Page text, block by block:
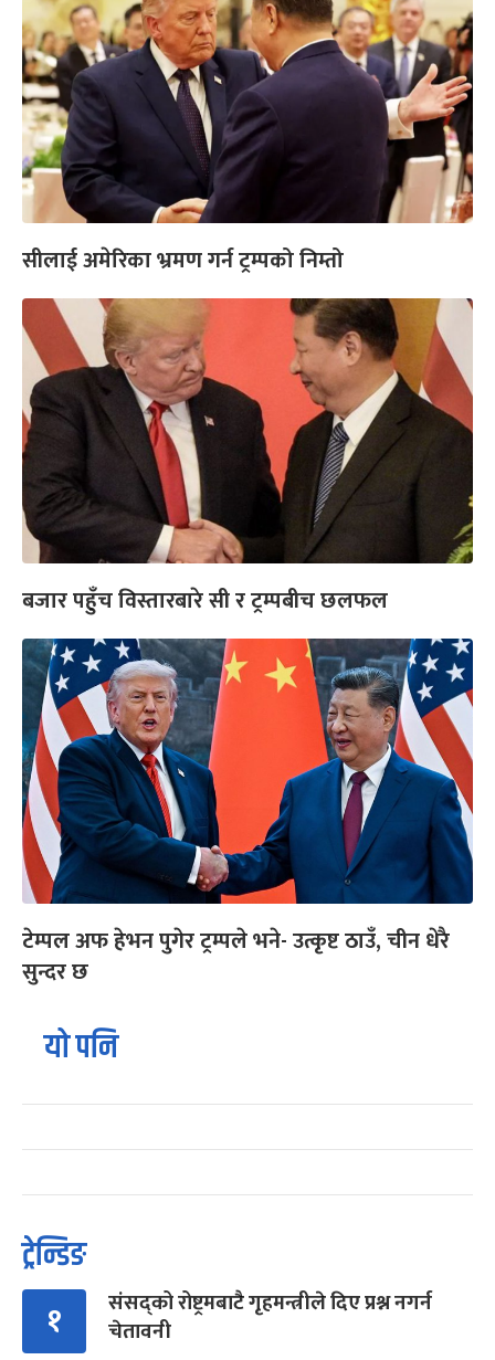
सीलाई अमेरिका भ्रमण गर्न ट्रम्पको निम्तो
बजार पहुँच विस्तारबारे सी र ट्रम्पबीच छलफल
टेम्पल अफ हेभन पुगेर ट्रम्पले भने- उत्कृष्ट ठाउँ, चीन धेरै
सुन्दर छ
यो पनि
ट्रेन्डिङ
१
संसद्को रोष्ट्रमबाटै गृहमन्त्रीले दिए प्रश्न नगर्न
चेतावनी